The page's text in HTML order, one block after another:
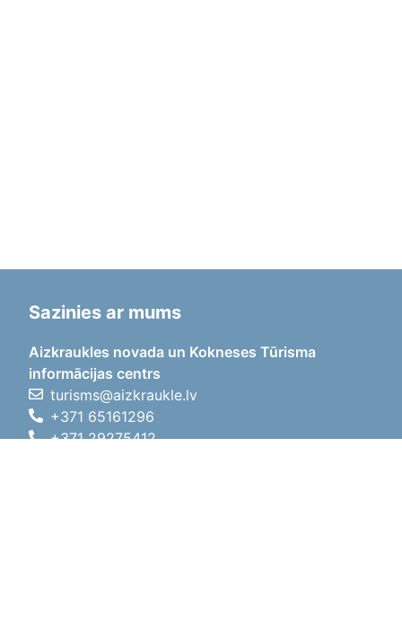
Sazinies ar mums
Aizkraukles novada un Kokneses Tūrisma
informācijas centrs
turisms@aizkraukle.lv
+371 65161296
+371 29275412